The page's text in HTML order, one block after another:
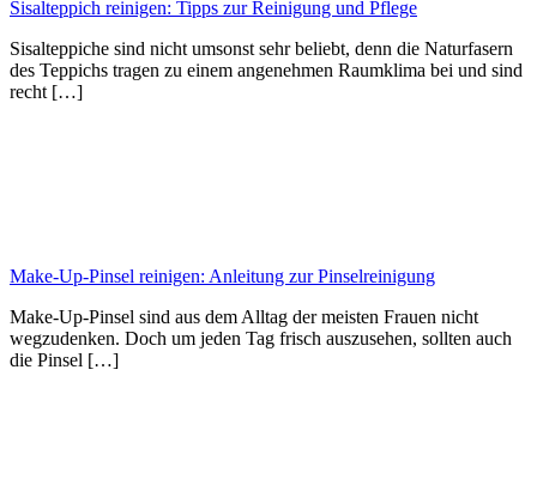
Sisalteppich reinigen: Tipps zur Reinigung und Pflege
Sisalteppiche sind nicht umsonst sehr beliebt, denn die Naturfasern
des Teppichs tragen zu einem angenehmen Raumklima bei und sind
recht […]
Make-Up-Pinsel reinigen: Anleitung zur Pinselreinigung
Make-Up-Pinsel sind aus dem Alltag der meisten Frauen nicht
wegzudenken. Doch um jeden Tag frisch auszusehen, sollten auch
die Pinsel […]